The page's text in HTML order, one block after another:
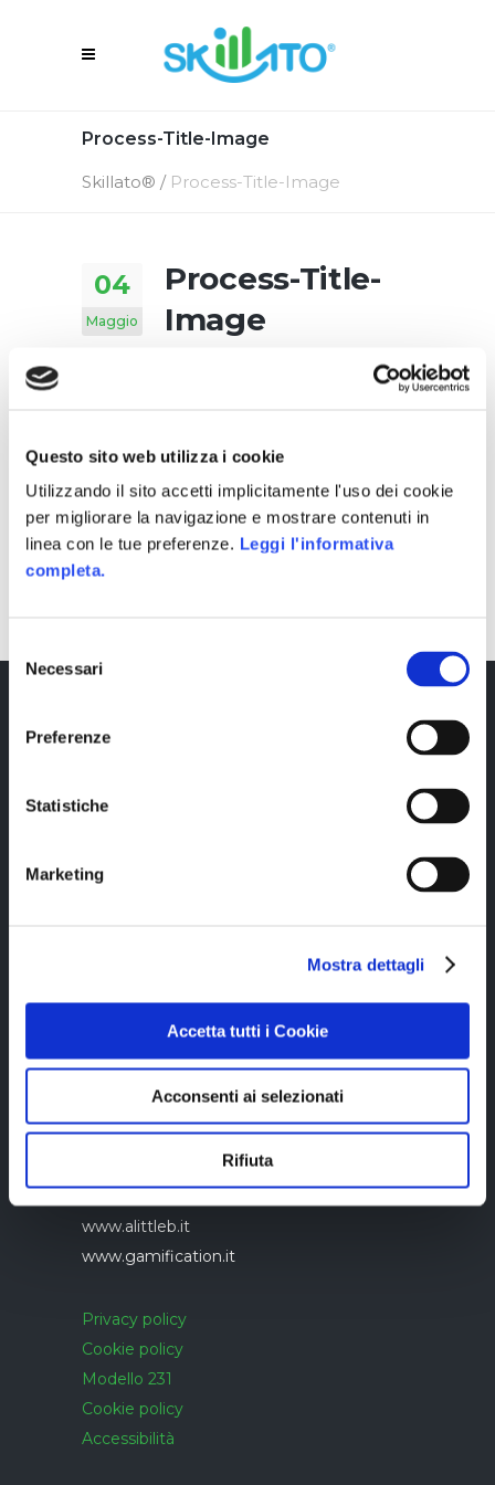
Questo sito web utilizza i cookie
Utilizzando il sito accetti implicitamente l'uso dei cookie
per migliorare la navigazione e mostrare contenuti in
linea con le tue preferenze. Leggi l'informativa
completa.
delNecessari
Preferenze
Statistiche
Marketing
Mostra dettagli
Accetta tutti i Cookie
Acconsenti ai selezionati
Rifiuta
Process-Title-Image
Skillato® / Process-Title-Image
04
Maggio
Process-Title-
Image
Copyright © 2023 Alittleb.it SRL.- P.IVA
Azienda con sistema di gestione qualità
UNI EN ISO 9001:2015 certificato da
www.alittleb.it
www.gamification.it
Privacy policy
Cookie policy
Modello 231
Cookie policy
Accessibilità